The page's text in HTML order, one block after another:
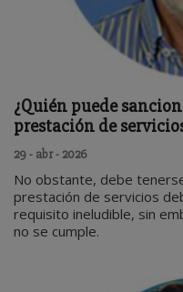
¿Quién puede
prestación de
29 - abr - 2026
No obstante, debe
prestación de servicios
requisito ineludible, sin
no se cumple.